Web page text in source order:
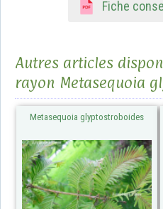
Fiche
Autres articles
rayon Metasequoia
Metasequoia glyptostroboides